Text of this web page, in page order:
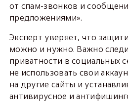
от спам-звонков и
предложениями».
Эксперт уверяет, что
можно и нужно. Важно
приватности в социальных
не использовать свои
на другие сайты и
антивирусное и